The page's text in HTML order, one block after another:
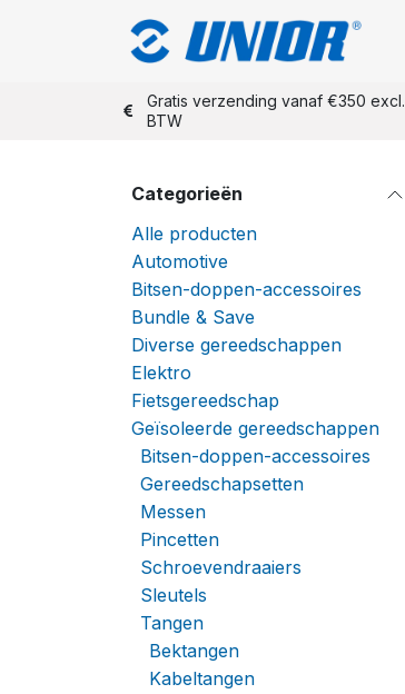
Gratis verzending vanaf €350 excl.
BTW
Categorieën
Alle producten
Automotive
Bitsen-doppen-accessoires
Bundle & Save
Diverse gereedschappen
Elektro
Fietsgereedschap
Geïsoleerde gereedschappen
Bitsen-doppen-accessoires
Gereedschapsetten
Messen
Pincetten
Schroevendraaiers
Sleutels
Tangen
Bektangen
Kabeltangen